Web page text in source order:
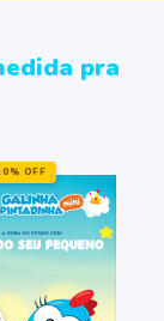
pra
OFF